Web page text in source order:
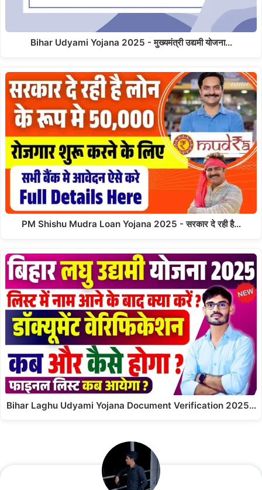
Bihar Udyami Yojana 2025 - मुख्यमंत्री उद्यमी योजना…
PM Shishu Mudra Loan Yojana 2025 - सरकार दे रही है…
Bihar Laghu Udyami Yojana Document Verification 2025…